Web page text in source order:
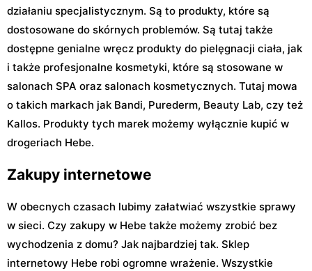
działaniu specjalistycznym. Są to produkty, które są
dostosowane do skórnych problemów. Są tutaj także
dostępne genialne wręcz produkty do pielęgnacji ciała, jak
i także profesjonalne kosmetyki, które są stosowane w
salonach SPA oraz salonach kosmetycznych. Tutaj mowa
o takich markach jak Bandi, Purederm, Beauty Lab, czy też
Kallos. Produkty tych marek możemy wyłącznie kupić w
drogeriach Hebe.
Zakupy internetowe
W obecnych czasach lubimy załatwiać wszystkie sprawy
w sieci. Czy zakupy w Hebe także możemy zrobić bez
wychodzenia z domu? Jak najbardziej tak. Sklep
internetowy Hebe robi ogromne wrażenie. Wszystkie